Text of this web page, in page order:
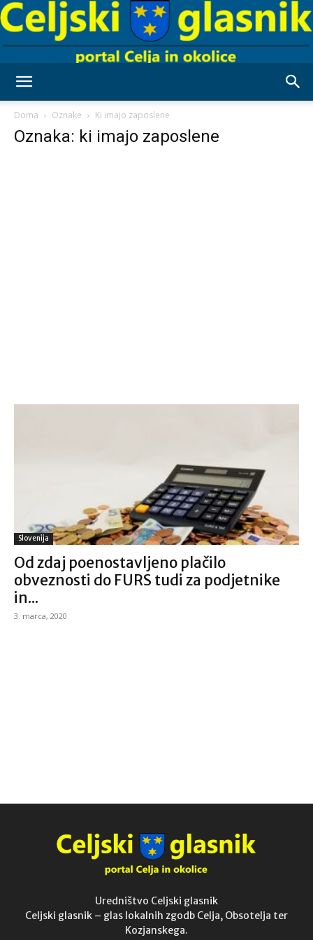
Doma Oznake Ki imajo zaposlene
Oznaka: ki imajo zaposlene
Slovenija
Od zdaj poenostavljeno plačilo
obveznosti do FURS tudi za podjetnike
in...
3. marca, 2020
Uredništvo Celjski glasnik
Celjski glasnik – glas lokalnih zgodb Celja, Obsotelja ter
Kozjanskega.